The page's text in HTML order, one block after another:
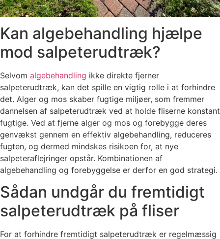
Kan algebehandling hjælpe
mod salpeterudtræk?
Selvom algebehandling ikke direkte fjerner
salpeterudtræk, kan det spille en vigtig rolle i at forhindre
det. Alger og mos skaber fugtige miljøer, som fremmer
dannelsen af salpeterudtræk ved at holde fliserne konstant
fugtige. Ved at fjerne alger og mos og forebygge deres
genvækst gennem en effektiv algebehandling, reduceres
fugten, og dermed mindskes risikoen for, at nye
salpeteraflejringer opstår. Kombinationen af
algebehandling og forebyggelse er derfor en god strategi.
Sådan undgår du fremtidigt
salpeterudtræk på fliser
For at forhindre fremtidigt salpeterudtræk er regelmæssig